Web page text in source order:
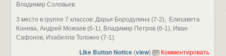
Владимир Соловьев.
3 место в группе 7 классов: Дарья Бородулина (7-2), Елизавета
Конева, Андрей Можаев (6-1), Владимир Петров (6-1), Иван
Сафонов, Изабелла Толокно (7-1).
Like Button Notice (view) Комментировать